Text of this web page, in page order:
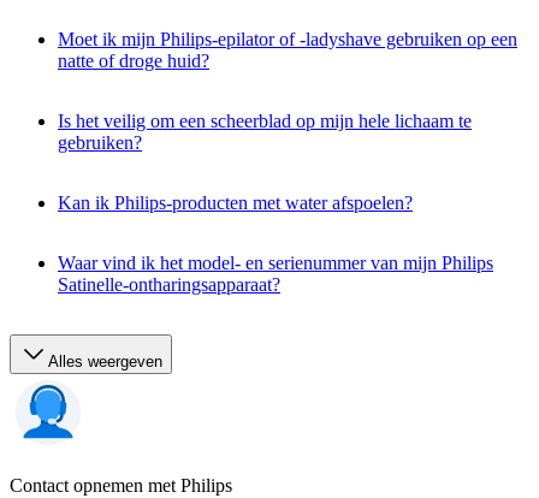
Moet ik mijn Philips-epilator of -ladyshave gebruiken op een
natte of droge huid?
Is het veilig om een scheerblad op mijn hele lichaam te
gebruiken?
Kan ik Philips-producten met water afspoelen?
Waar vind ik het model- en serienummer van mijn Philips
Satinelle-ontharingsapparaat?
Alles weergeven
Contact opnemen met Philips